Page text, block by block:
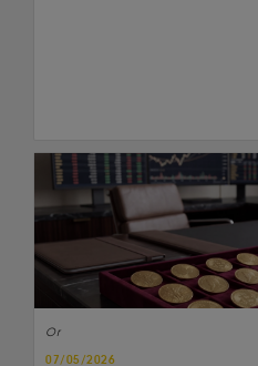
Or
07/05/2026